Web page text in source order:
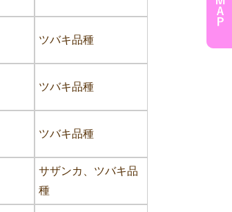
ツバキ品種
ツバキ品種
ツバキ品種
サザンカ、ツバキ品
種